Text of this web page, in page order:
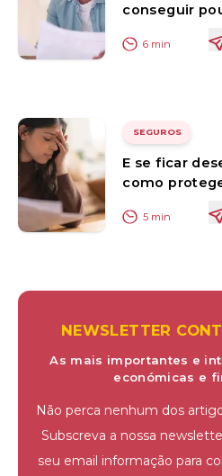
conseguir
6 min
SEGUROS
E se ficar
como
5 min
NEWSLETTER
As mais importantes e
económicas e
Não perca nenhum dos
Subscreva a nossa
seu email informação para